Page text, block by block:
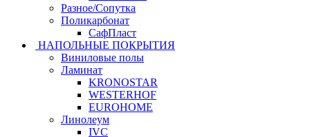
Разное/Сопутка
Поликарбонат
СафПласт
НАПОЛЬНЫЕ ПОКРЫТИЯ
Виниловые полы
Ламинат
KRONOSTAR
WESTERHOF
EUROHOME
Линолеум
IVC